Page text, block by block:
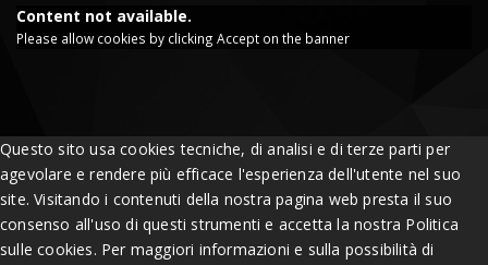
Content not available.
Please allow cookies by clicking Accept on the banner
Questo sito usa cookies tecniche, di analisi e di terze parti per
agevolare e rendere più efficace l'esperienza dell'utente nel suo
site. Visitando i contenuti della nostra pagina web presta il suo
consenso all'uso di questi strumenti e accetta la nostra Politica
sulle cookies. Per maggiori informazioni e sulla possibilità di